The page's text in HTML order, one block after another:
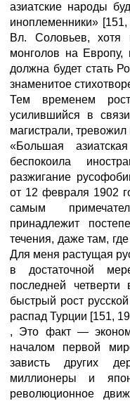
азиатские народы
иноплеменники»
Вл. Соловьев, хотя
монголов на Европу,
должна будет стать
знаменитое
Тем временем
усилившийся в
магистрали,
«Большая
беспокоила
разжигание
от 12 февраля 1902
самым
принадлежит
течения, даже там,
Для меня растущая
в достаточной
последней
быстрый рост
распад Турции [151,
, Это факт —
началом первой
зависть других
миллионеры и
революционное